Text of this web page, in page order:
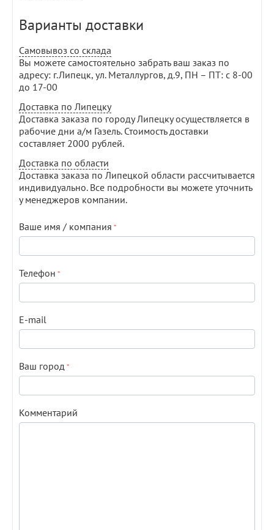
Варианты доставки
Самовывоз со склада
Вы можете самостоятельно забрать ваш заказ по
адресу: г.Липецк, ул. Металлургов, д.9, ПН – ПТ: с 8-00
до 17-00
Доставка по Липецку
Доставка заказа по городу Липецку осуществляется в
рабочие дни а/м Газель. Стоимость доставки
составляет 2000 рублей.
Доставка по области
Доставка заказа по Липецкой области рассчитывается
индивидуально. Все подробности вы можете уточнить
у менеджеров компании.
Ваше имя / компания
Телефон
E-mail
Ваш город
Комментарий